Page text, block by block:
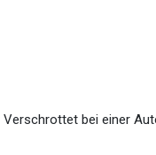
bei einer